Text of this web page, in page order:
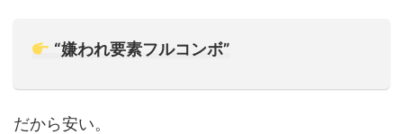
“嫌われ要素フルコンボ”
だから安い。